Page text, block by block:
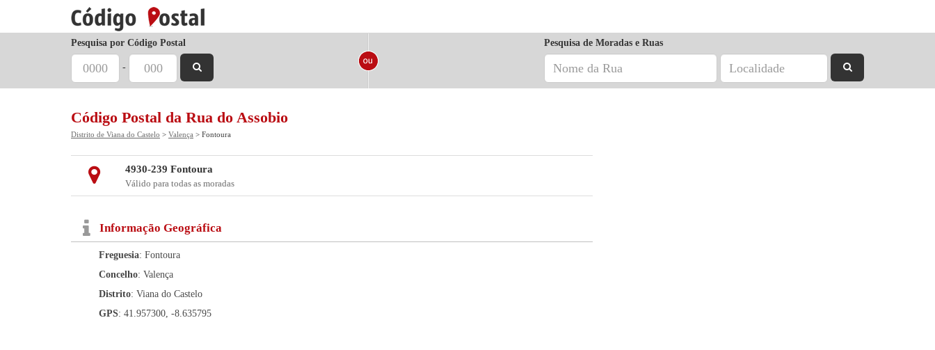
Pesquisa por Código Postal
-
Pesquisa de Moradas e Ruas
Código Postal da Rua do Assobio
Distrito de Viana do Castelo > Valença > Fontoura
4930-239 Fontoura
Válido para todas as moradas
Informação Geográfica
Freguesia: Fontoura
Concelho: Valença
Distrito: Viana do Castelo
GPS: 41.957300, -8.635795